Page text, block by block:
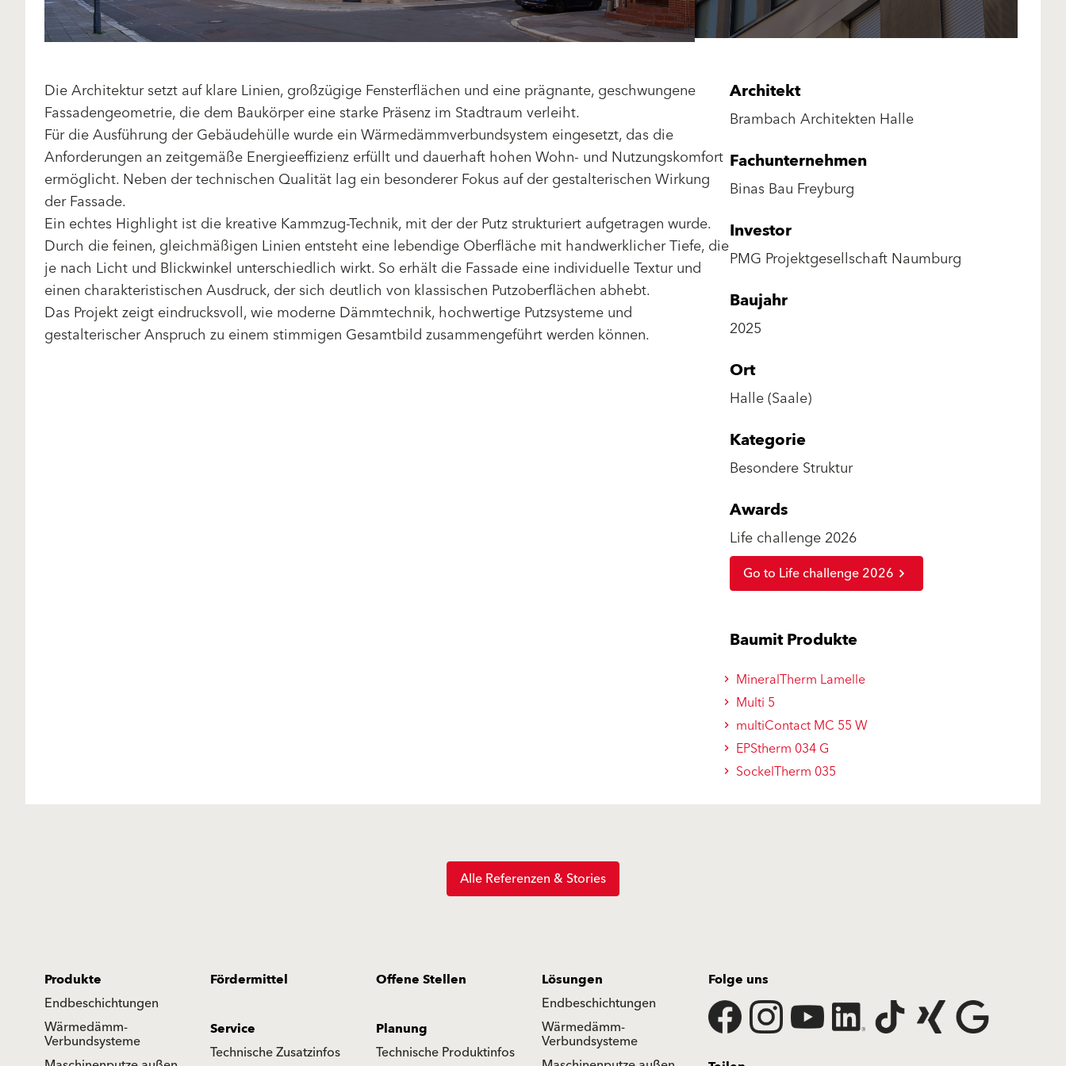
Die Architektur setzt auf klare Linien, großzügige Fensterflächen und eine prägnante, geschwungene
Fassadengeometrie, die dem Baukörper eine starke Präsenz im Stadtraum verleiht.
Für die Ausführung der Gebäudehülle wurde ein Wärmedämmverbundsystem eingesetzt, das die
Anforderungen an zeitgemäße Energieeffizienz erfüllt und dauerhaft hohen Wohn- und Nutzungskomfort
ermöglicht. Neben der technischen Qualität lag ein besonderer Fokus auf der gestalterischen Wirkung
der Fassade.
Ein echtes Highlight ist die kreative Kammzug-Technik, mit der der Putz strukturiert aufgetragen wurde.
Durch die feinen, gleichmäßigen Linien entsteht eine lebendige Oberfläche mit handwerklicher Tiefe, die
je nach Licht und Blickwinkel unterschiedlich wirkt. So erhält die Fassade eine individuelle Textur und
einen charakteristischen Ausdruck, der sich deutlich von klassischen Putzoberflächen abhebt.
Das Projekt zeigt eindrucksvoll, wie moderne Dämmtechnik, hochwertige Putzsysteme und
gestalterischer Anspruch zu einem stimmigen Gesamtbild zusammengeführt werden können.
Architekt
Brambach Architekten Halle
Fachunternehmen
Binas Bau Freyburg
Investor
PMG Projektgesellschaft Naumburg
Baujahr
2025
Ort
Halle (Saale)
Kategorie
Besondere Struktur
Awards
Life challenge 2026
Go to Life challenge 2026
Baumit Produkte
MineralTherm Lamelle
Multi 5
multiContact MC 55 W
EPStherm 034 G
SockelTherm 035
Alle Referenzen & Stories
Produkte
Endbeschichtungen
Wärmedämm-
Verbundsysteme
Fördermittel Offene Stellen
Lösungen
Endbeschichtungen
Wärmedämm-
Verbundsysteme
Service
Technische Zusatzinfos
Planung
Technische Produktinfos
Folge uns